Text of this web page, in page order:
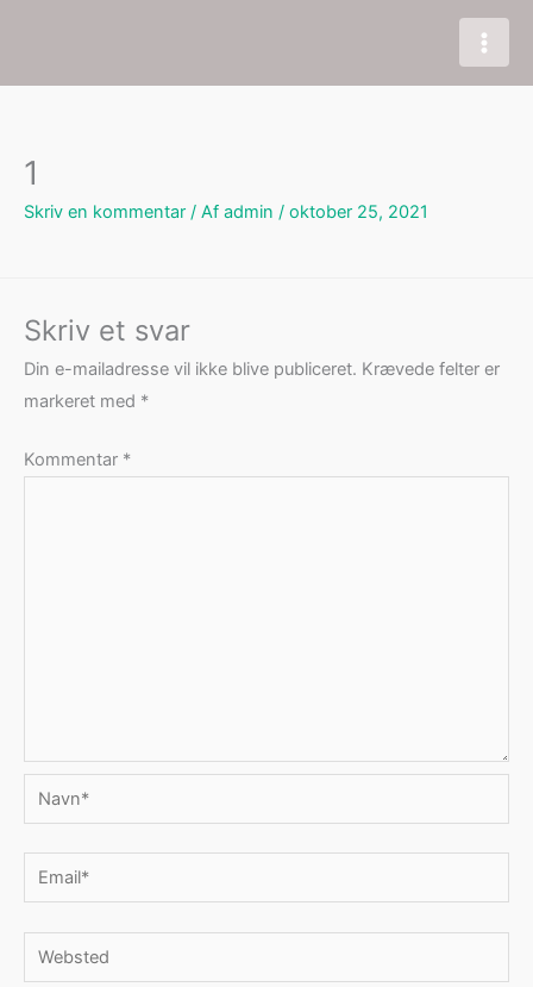
1
Skriv en kommentar / Af admin / oktober 25, 2021
Skriv et svar
Din e-mailadresse vil ikke blive publiceret. Krævede felter er
markeret med *
Kommentar *
Navn*
Email*
Websted